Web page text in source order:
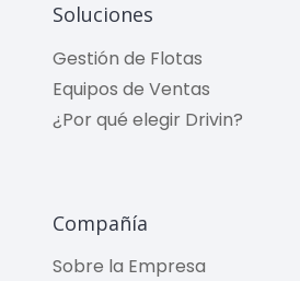
Soluciones
Gestión de Flotas
Equipos de Ventas
¿Por qué elegir Drivin?
Compañía
Sobre la Empresa